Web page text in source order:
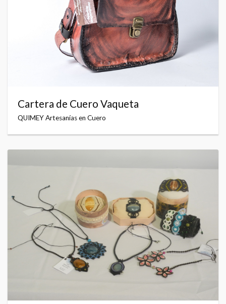
Cartera de Cuero Vaqueta
QUIMEY Artesanías en Cuero